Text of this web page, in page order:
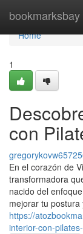
bookmarksbay
Home
Home
1
con
En el corazón de
transformadora
nacido del
mejorar tu postura
https://
interior-con-